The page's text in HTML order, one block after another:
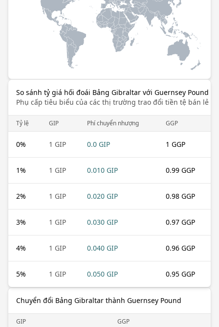
So sánh tỷ giá hối đoái Bảng Gibraltar với Guernsey Pound
Phụ cấp tiêu biểu của các thị trường trao đổi tiền tệ bán lẻ
Tỷ lệ GIP Phí chuyển nhượng GGP
0% 1 GIP 0.0 GIP 1 GGP
1% 1 GIP 0.010 GIP 0.99 GGP
2% 1 GIP 0.020 GIP 0.98 GGP
3% 1 GIP 0.030 GIP 0.97 GGP
4% 1 GIP 0.040 GIP 0.96 GGP
5% 1 GIP 0.050 GIP 0.95 GGP
Chuyển đổi Bảng Gibraltar thành Guernsey Pound
GIP GGP